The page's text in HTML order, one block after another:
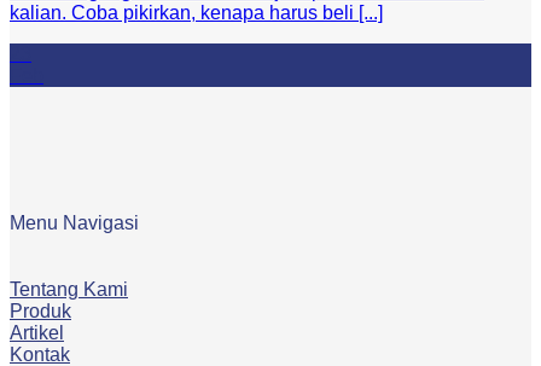
kalian. Coba pikirkan, kenapa harus beli [...]
Menu Navigasi
Tentang Kami
Produk
Artikel
Kontak